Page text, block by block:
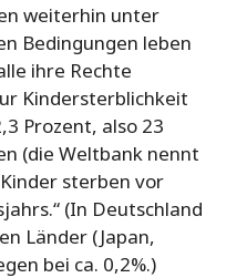
weiterhin unter
Bedingungen leben
ihre Rechte
Kindersterblichkeit
Prozent, also 23
(die Weltbank nennt
sterben vor
(In Deutschland
Länder (Japan,
bei ca. 0,2%.)